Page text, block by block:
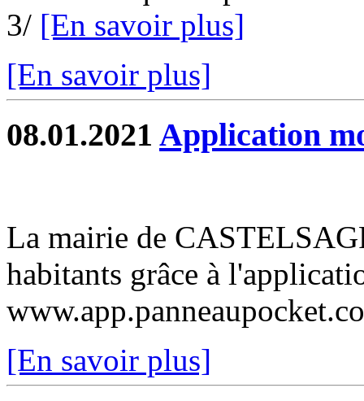
3/ [En savoir plus]
[En savoir plus]
08.01.2021 Application
La mairie de
habitants grâce à
[En savoir plus]